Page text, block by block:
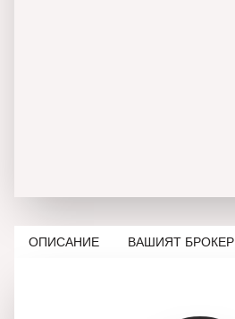
ОПИСАНИЕ ВАШИЯТ БРОКЕР